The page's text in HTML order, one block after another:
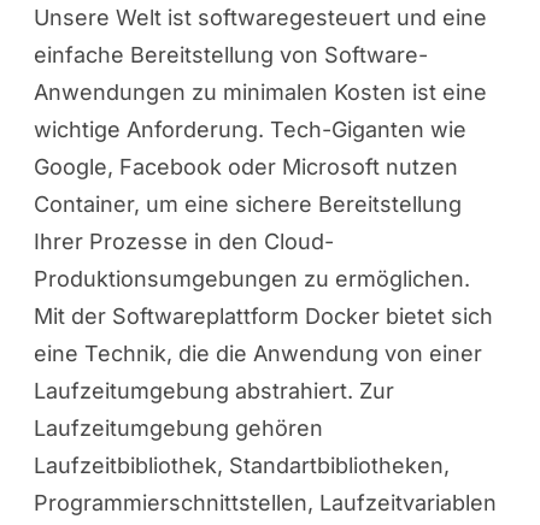
Unsere Welt ist softwaregesteuert und eine
einfache Bereitstellung von Software-
Anwendungen zu minimalen Kosten ist eine
wichtige Anforderung. Tech-Giganten wie
Google, Facebook oder Microsoft nutzen
Container, um eine sichere Bereitstellung
Ihrer Prozesse in den Cloud-
Produktionsumgebungen zu ermöglichen.
Mit der Softwareplattform Docker bietet sich
eine Technik, die die Anwendung von einer
Laufzeitumgebung abstrahiert. Zur
Laufzeitumgebung gehören
Laufzeitbibliothek, Standartbibliotheken,
Programmierschnittstellen, Laufzeitvariablen